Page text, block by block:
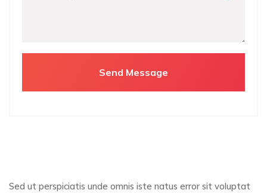
Sed ut perspiciatis unde omnis iste natus error sit voluptat